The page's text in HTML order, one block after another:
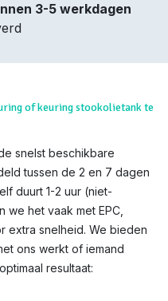
3-5 werkdagen
of keuring stookolietank te
snelst beschikbare
tussen de 2 en 7 dagen
duurt 1-2 uur (niet-
het vaak met EPC,
extra snelheid. We bieden
ons werkt of iemand
resultaat: